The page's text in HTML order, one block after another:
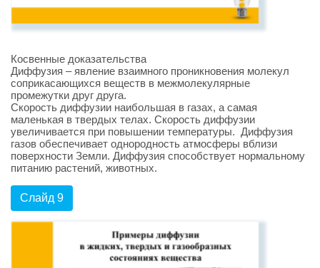
Косвенные доказательства
Диффузия – явление взаимного проникновения молекул
соприкасающихся веществ в межмолекулярные
промежутки друг друга.
Скорость диффузии наибольшая в газах, а самая
маленькая в твердых телах. Скорость диффузии
увеличивается при повышении температуры. Диффузия
газов обеспечивает однородность атмосферы вблизи
поверхности Земли. Диффузия способствует нормальному
питанию растений, животных.
Слайд 9